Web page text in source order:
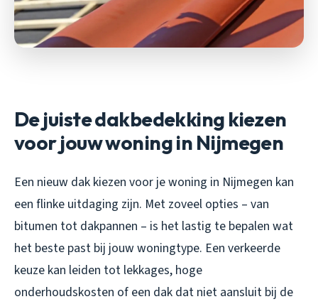
De juiste dakbedekking kiezen
voor jouw woning in Nijmegen
Een nieuw dak kiezen voor je woning in Nijmegen kan
een flinke uitdaging zijn. Met zoveel opties – van
bitumen tot dakpannen – is het lastig te bepalen wat
het beste past bij jouw woningtype. Een verkeerde
keuze kan leiden tot lekkages, hoge
onderhoudskosten of een dak dat niet aansluit bij de